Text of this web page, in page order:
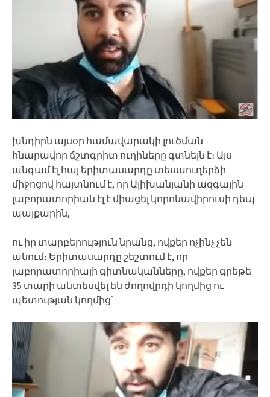
խնդիրն այսօր համավարակի լուծման
հնարավոր ճշտգրիտ ուղիները գտնելն է։ Այս
անգամ էլ հայ երիտասարդը տեսաուղերձի
միջոցով հայտնում է, որ Ալիխանյանի ազգային
լաբորատորիան էլ է միացել կորոնավիրուսի դեպ
պայքարին,
ու իր տարբերություն նրանց, ովքեր ոչինչ չեն
անում։ Երիտասարդը շեշտում է, որ
լաբորատորիայի գիտնականները, ովքեր գրեթե
35 տարի անտեսվել են ժողովրդի կողմից ու
պետության կողմից՝